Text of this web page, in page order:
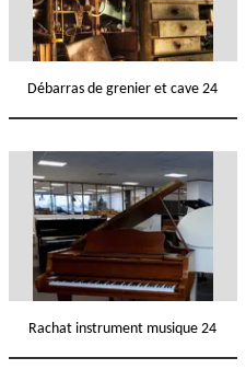
Débarras de grenier et cave 24
Rachat instrument musique 24